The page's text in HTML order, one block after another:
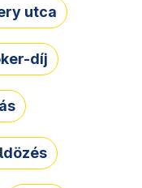
utca
díj